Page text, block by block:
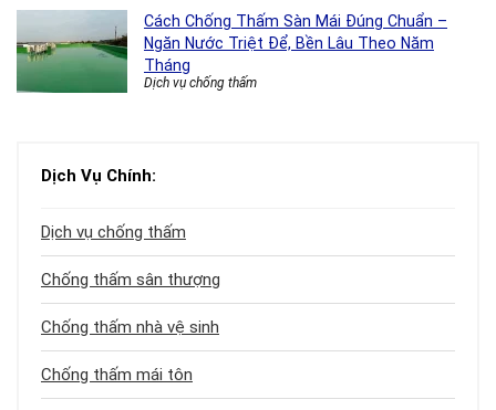
Cách Chống Thấm Sàn Mái Đúng Chuẩn –
Ngăn Nước Triệt Để, Bền Lâu Theo Năm
Tháng
Dịch vụ chống thấm
Dịch Vụ Chính:
Dịch vụ chống thấm
Chống thấm sân thượng
Chống thấm nhà vệ sinh
Chống thấm mái tôn